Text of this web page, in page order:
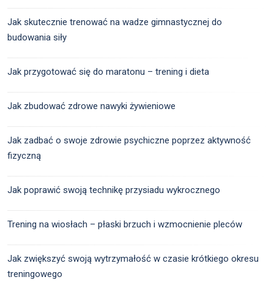
Jak skutecznie trenować na wadze gimnastycznej do
budowania siły
Jak przygotować się do maratonu – trening i dieta
Jak zbudować zdrowe nawyki żywieniowe
Jak zadbać o swoje zdrowie psychiczne poprzez aktywność
fizyczną
Jak poprawić swoją technikę przysiadu wykrocznego
Trening na wiosłach – płaski brzuch i wzmocnienie pleców
Jak zwiększyć swoją wytrzymałość w czasie krótkiego okresu
treningowego